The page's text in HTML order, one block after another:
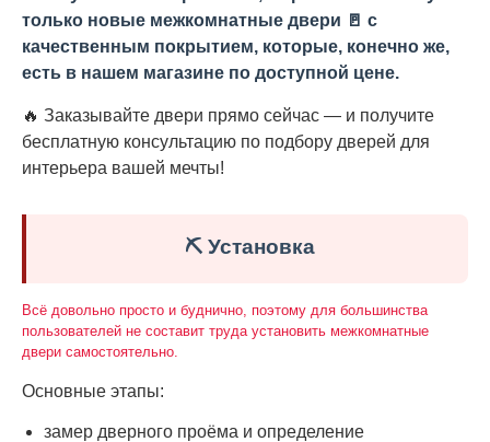
только новые межкомнатные двери 🚪 с
качественным покрытием, которые, конечно же,
есть в нашем магазине по доступной цене.
🔥 Заказывайте двери прямо сейчас — и получите
бесплатную консультацию по подбору дверей для
интерьера вашей мечты!
⛏️ Установка
Всё довольно просто и буднично, поэтому для большинства
пользователей не составит труда установить межкомнатные
двери самостоятельно.
Основные этапы:
замер дверного проёма и определение